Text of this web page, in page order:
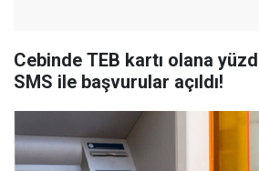
Cebinde TEB kartı olana
SMS ile başvurular açıldı!